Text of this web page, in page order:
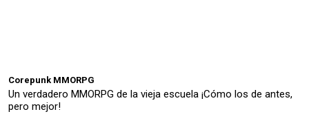
Corepunk MMORPG
Un verdadero MMORPG de la vieja escuela ¡Cómo los de antes,
pero mejor!